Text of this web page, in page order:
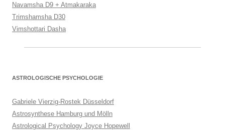
Navamsha D9 + Atmakaraka
Trimshamsha D30
Vimshottari Dasha
ASTROLOGISCHE PSYCHOLOGIE
Gabriele Vierzig-Rostek Düsseldorf
Astrosynthese Hamburg und Mölln
Astrological Psychology Joyce Hopewell